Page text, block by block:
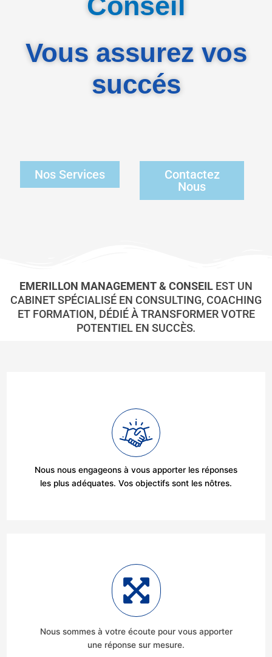
Vous assurez vos
succés
Nos Services
Contactez
Nous
EMERILLON MANAGEMENT & CONSEIL EST UN
CABINET SPÉCIALISÉ EN CONSULTING, COACHING
ET FORMATION, DÉDIÉ À TRANSFORMER VOTRE
POTENTIEL EN SUCCÈS.
Nous nous engageons à vous apporter les réponses
les plus adéquates. Vos objectifs sont les nôtres.
Nous sommes à votre écoute pour vous apporter
une réponse sur mesure.